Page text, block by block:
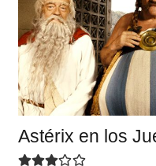
Astérix en los